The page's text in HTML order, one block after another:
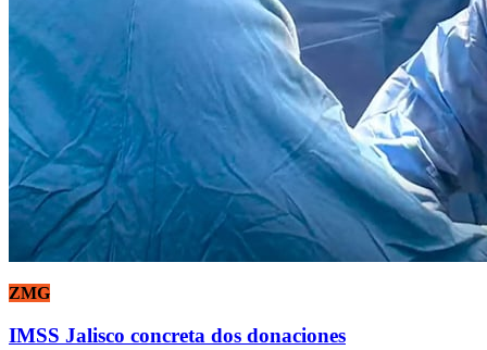
ZMG
IMSS Jalisco concreta dos donaciones